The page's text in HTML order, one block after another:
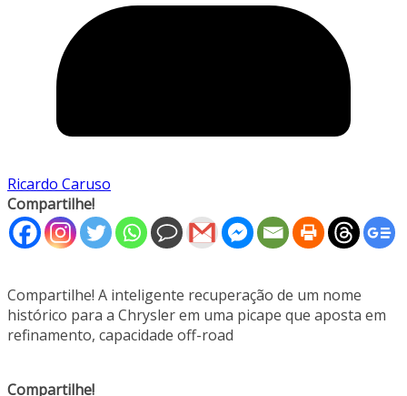
Ricardo Caruso
Compartilhe!
Compartilhe! A inteligente recuperação de um nome
histórico para a Chrysler em uma picape que aposta em
refinamento, capacidade off-road
Compartilhe!